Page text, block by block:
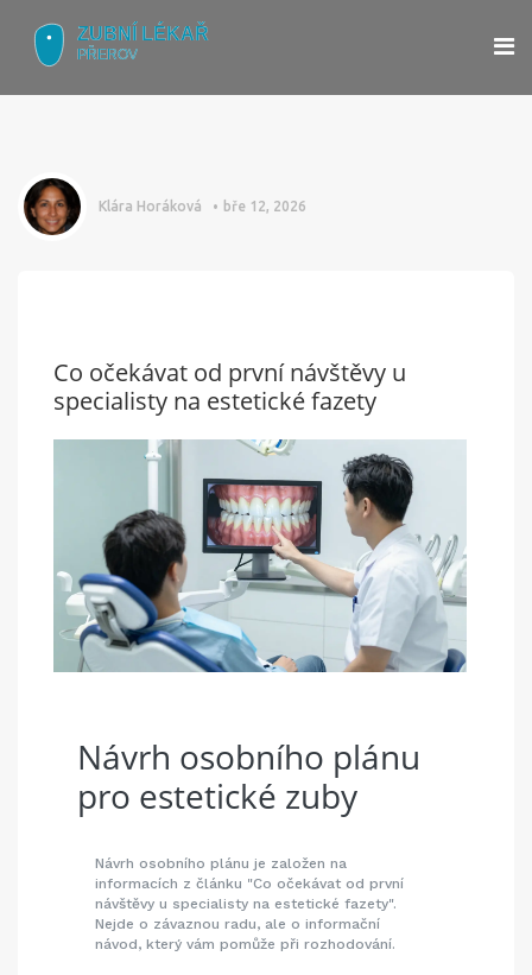
Klára Horáková bře 12, 2026
Co očekávat od první návštěvy u
specialisty na estetické fazety
Návrh osobního plánu
pro estetické zuby
Návrh osobního plánu je založen na
informacích z článku "Co očekávat od první
návštěvy u specialisty na estetické fazety".
Nejde o závaznou radu, ale o informační
návod, který vám pomůže při rozhodování.